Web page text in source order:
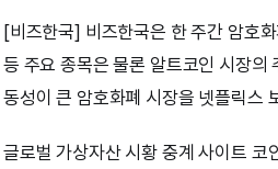
[비즈한국] 비즈한국은 한 주간 암호
등 주요 종목은 물론 알트코인 시장의
동성이 큰 암호화폐 시장을 넷플릭스
글로벌 가상자산 시황 중계 사이트